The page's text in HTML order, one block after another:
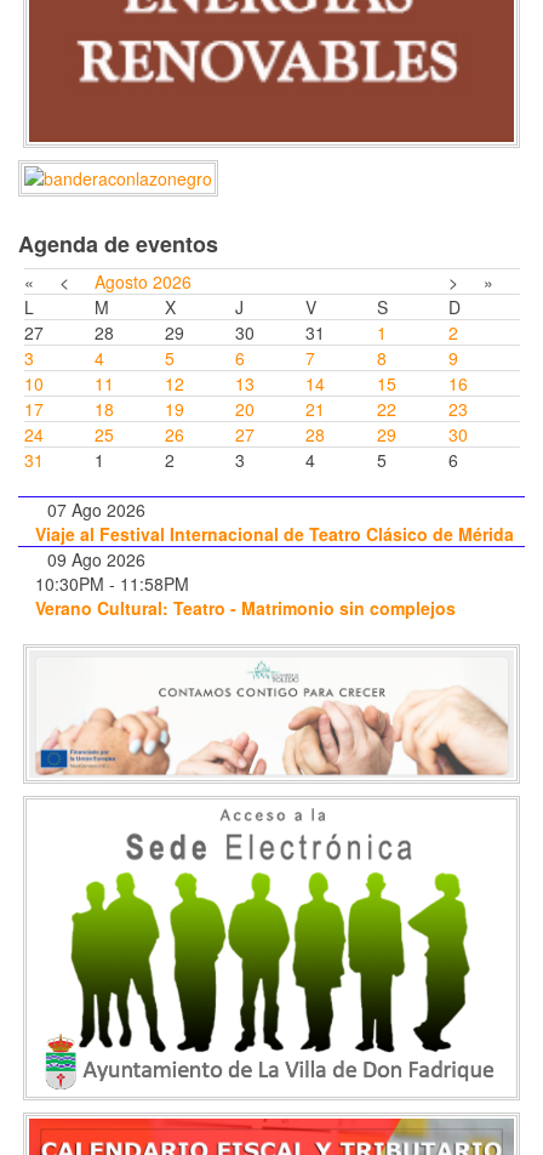
Agenda de eventos
« < Agosto 2026 >
»
L
M X J V S
D
27
28 29 30 31 1
2
3
4 5 6 7 8
9
10
11 12 13 14 15
16
17
18 19 20 21 22
23
24
25 26 27 28 29
30
31
1 2 3 4 5 6
07 Ago 2026
Viaje al Festival Internacional de Teatro Clásico de Mérida
09 Ago 2026
10:30PM - 11:58PM
Verano Cultural: Teatro - Matrimonio sin complejos